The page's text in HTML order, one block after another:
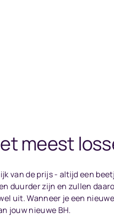
meest
van de prijs - altijd een
duurder zijn en zullen
uit. Wanneer je een
jouw nieuwe BH.